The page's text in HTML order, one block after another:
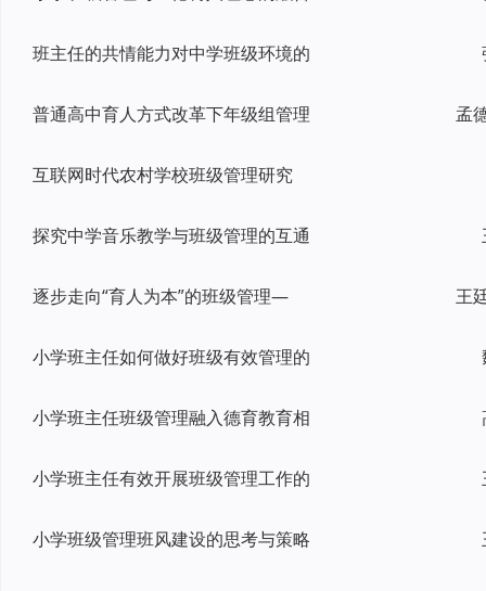
班主任的共情能力对中学班级环境的
普通高中育人方式改革下年级组管理
互联网时代农村学校班级管理研究
探究中学音乐教学与班级管理的互通
逐步走向“育人为本”的班级管理—
小学班主任如何做好班级有效管理的
小学班主任班级管理融入德育教育相
小学班主任有效开展班级管理工作的
小学班级管理班风建设的思考与策略